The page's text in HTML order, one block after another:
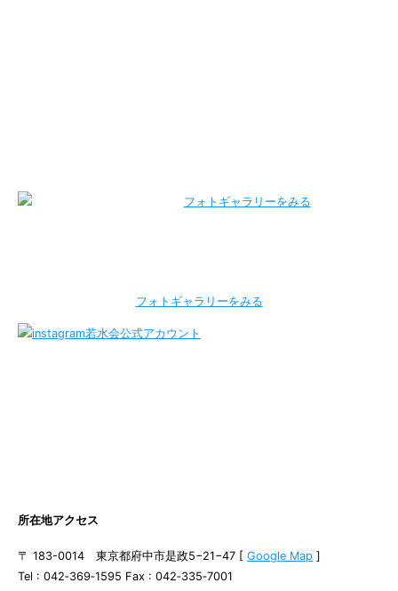
フォトギャラリーをみる
所在地アクセス
〒 183-0014 東京都府中市是政5−21−47 [ Google Map ]
Tel : 042‐369‐1595 Fax : 042‐335‐7001